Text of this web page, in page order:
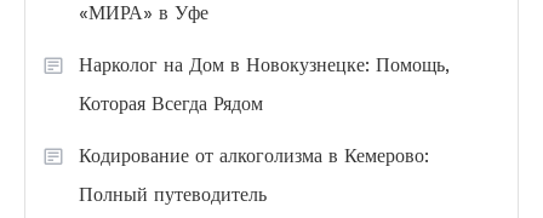
«МИРА» в Уфе
Нарколог на Дом в Новокузнецке: Помощь,
Которая Всегда Рядом
Кодирование от алкоголизма в Кемерово:
Полный путеводитель